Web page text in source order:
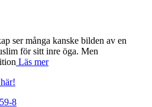
ser många kanske bilden av en
för sitt inre öga. Men
Läs mer